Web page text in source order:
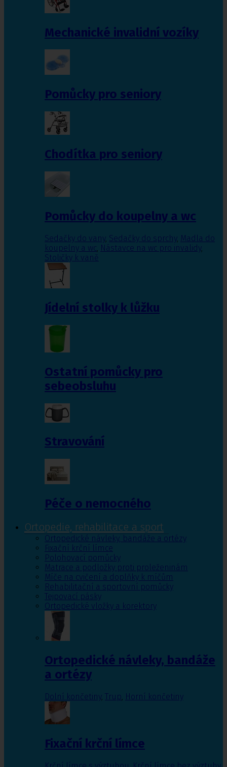
Mechanické invalidní vozíky
Pomůcky pro seniory
Chodítka pro seniory
Pomůcky do koupelny a wc
Sedačky do vany, Sedačky do sprchy, Madla do
koupelny a wc, Nástavce na wc pro invalidy,
Stoličky k vaně
Jídelní stolky k lůžku
Ostatní pomůcky pro
sebeobsluhu
Stravování
Péče o nemocného
Ortopedie, rehabilitace a sport
Ortopedické návleky, bandáže a ortézy
Fixační krční límce
Polohovací pomůcky
Matrace a podložky proti proleženinám
Míče na cvičení a doplňky k míčům
Rehabilitační a sportovní pomůcky
Tejpovací pásky
Ortopedické vložky a korektory
Ortopedické návleky, bandáže
a ortézy
Dolní končetiny, Trup, Horní končetiny
Fixační krční límce